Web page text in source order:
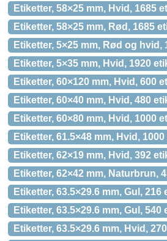
Etiketter, 58×25 mm, Hvid, 1685
Etiketter, 58×25 mm, Rød, 1685
Etiketter, 5×25 mm, Rød og
Etiketter, 5×35 mm, Hvid, 1920
Etiketter, 60×120 mm, Hvid, 600
Etiketter, 60×40 mm, Hvid, 480
Etiketter, 60×80 mm, Hvid, 1000
Etiketter, 61.5×48 mm, Hvid,
Etiketter, 62×19 mm, Hvid, 392
Etiketter, 62×42 mm, Naturbrun,
Etiketter, 63.5×29.6 mm, Gul,
Etiketter, 63.5×29.6 mm, Gul,
Etiketter, 63.5×29.6 mm, Hvid,